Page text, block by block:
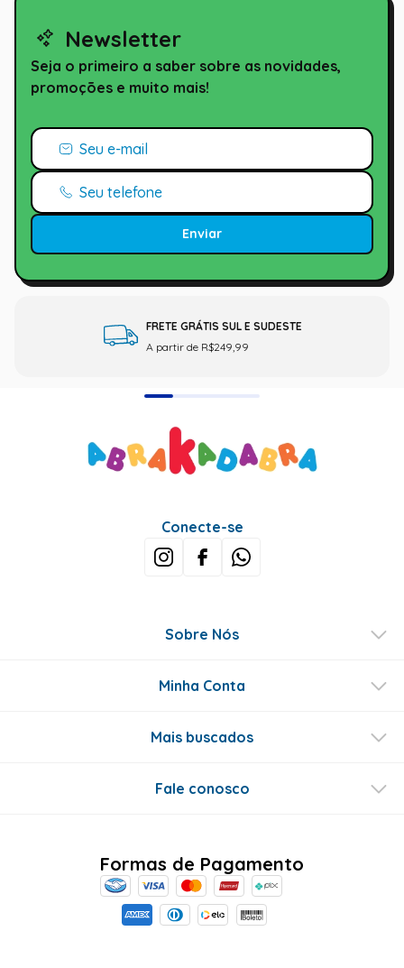
Newsletter
Seja o primeiro a saber sobre as novidades,
promoções e muito mais!
Enviar
FRETE GRÁTIS SUL E SUDESTE
A partir de R$249,99
Conecte-se
Sobre Nós
Minha Conta
Mais buscados
Fale conosco
Formas de Pagamento